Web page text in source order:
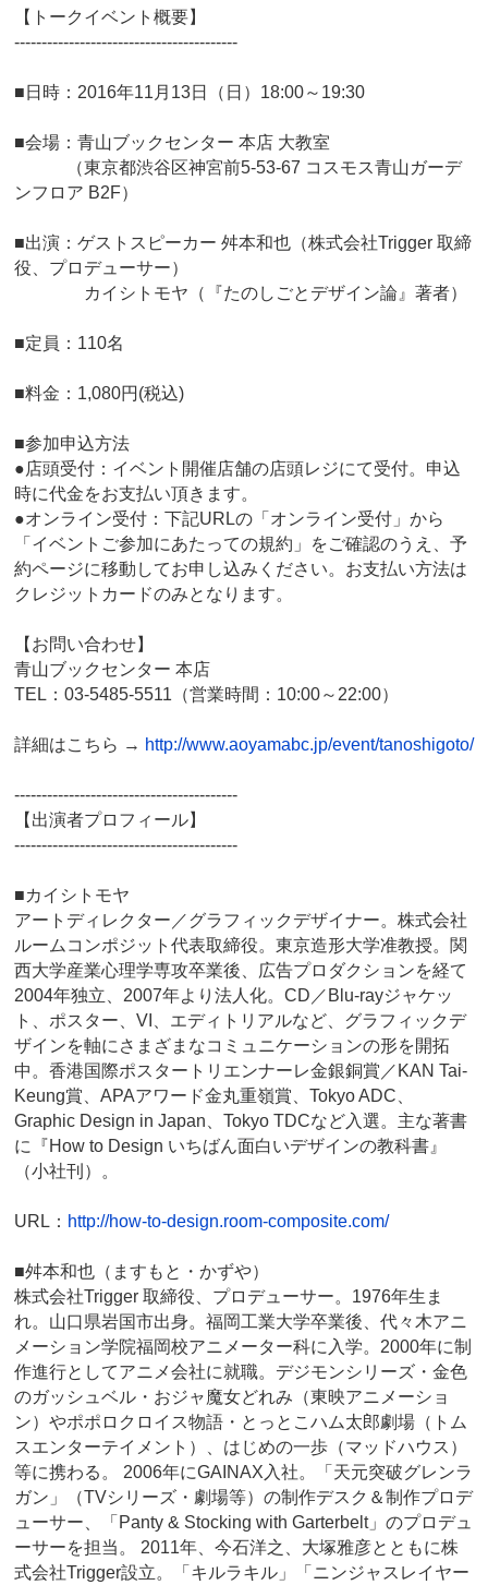
【トークイベント概要】
-----------------------------------------
■日時：2016年11月13日（日）18:00～19:30
■会場：青山ブックセンター 本店 大教室
（東京都渋谷区神宮前5-53-67 コスモス青山ガーデ
ンフロア B2F）
■出演：ゲストスピーカー 舛本和也（株式会社Trigger 取締
役、プロデューサー）
カイシトモヤ（『たのしごとデザイン論』著者）
■定員：110名
■料金：1,080円(税込)
■参加申込方法
●店頭受付：イベント開催店舗の店頭レジにて受付。申込
時に代金をお支払い頂きます。
●オンライン受付：下記URLの「オンライン受付」から
「イベントご参加にあたっての規約」をご確認のうえ、予
約ページに移動してお申し込みください。お支払い方法は
クレジットカードのみとなります。
【お問い合わせ】
青山ブックセンター 本店
TEL：03-5485-5511（営業時間：10:00～22:00）
詳細はこちら → http://www.aoyamabc.jp/event/tanoshigoto/
-----------------------------------------
【出演者プロフィール】
-----------------------------------------
■カイシトモヤ
アートディレクター／グラフィックデザイナー。株式会社
ルームコンポジット代表取締役。東京造形大学准教授。関
西大学産業心理学専攻卒業後、広告プロダクションを経て
2004年独立、2007年より法人化。CD／Blu-rayジャケッ
ト、ポスター、VI、エディトリアルなど、グラフィックデ
ザインを軸にさまざまなコミュニケーションの形を開拓
中。香港国際ポスタートリエンナーレ金銀銅賞／KAN Tai-
Keung賞、APAアワード金丸重嶺賞、Tokyo ADC、
Graphic Design in Japan、Tokyo TDCなど入選。主な著書
に『How to Design いちばん面白いデザインの教科書』
（小社刊）。
URL： http://how-to-design.room-composite.com/
■舛本和也（ますもと・かずや）
株式会社Trigger 取締役、プロデューサー。1976年生ま
れ。山口県岩国市出身。福岡工業大学卒業後、代々木アニ
メーション学院福岡校アニメーター科に入学。2000年に制
作進行としてアニメ会社に就職。デジモンシリーズ・金色
のガッシュベル・おジャ魔女どれみ（東映アニメーショ
ン）やポポロクロイス物語・とっとこハム太郎劇場（トム
スエンターテイメント）、はじめの一歩（マッドハウス）
等に携わる。 2006年にGAINAX入社。「天元突破グレンラ
ガン」（TVシリーズ・劇場等）の制作デスク＆制作プロデ
ューサー、「Panty & Stocking with Garterbelt」のプロデュ
ーサーを担当。 2011年、今石洋之、大塚雅彦とともに株
式会社Trigger設立。「キルラキル」「ニンジャスレイヤー